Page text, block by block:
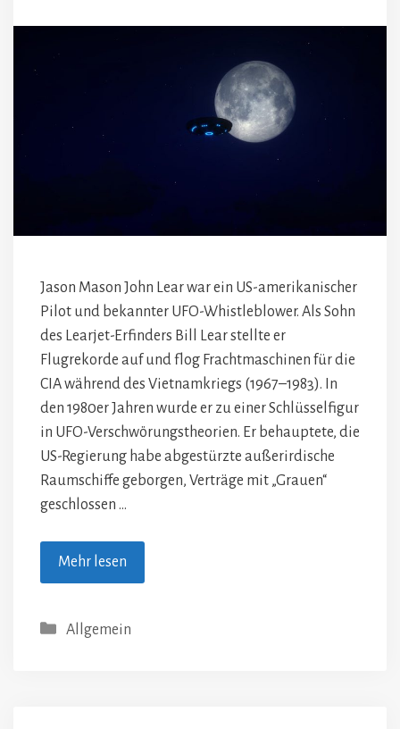
Jason Mason John Lear war ein US-amerikanischer
Pilot und bekannter UFO-Whistleblower. Als Sohn
des Learjet-Erfinders Bill Lear stellte er
Flugrekorde auf und flog Frachtmaschinen für die
CIA während des Vietnamkriegs (1967–1983). In
den 1980er Jahren wurde er zu einer Schlüsselfigur
in UFO-Verschwörungstheorien. Er behauptete, die
US-Regierung habe abgestürzte außerirdische
Raumschiffe geborgen, Verträge mit „Grauen“
geschlossen …
Mehr lesen
Kategorien
Allgemein